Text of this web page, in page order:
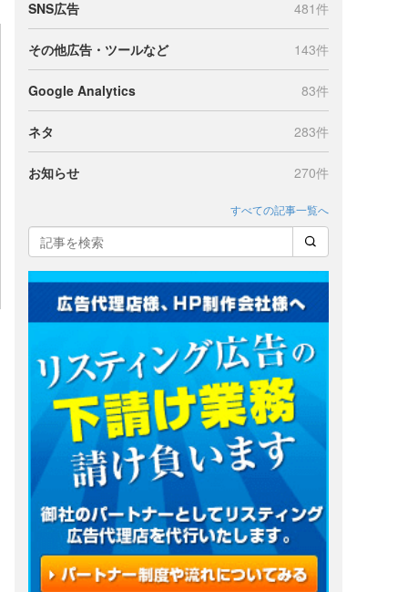
SNS広告 481件
その他広告・ツールなど 143件
Google Analytics 83件
ネタ 283件
お知らせ 270件
すべての記事一覧へ